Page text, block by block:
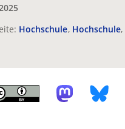
Hochschule Hochschule